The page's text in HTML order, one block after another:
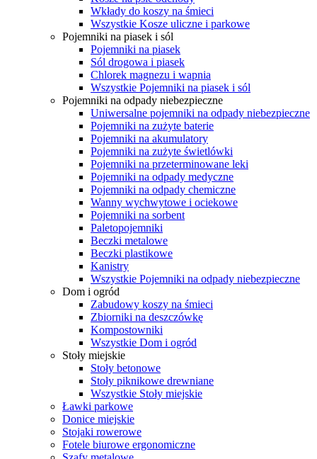
Wkłady do koszy na śmieci
Wszystkie Kosze uliczne i parkowe
Pojemniki na piasek i sól
Pojemniki na piasek
Sól drogowa i piasek
Chlorek magnezu i wapnia
Wszystkie Pojemniki na piasek i sól
Pojemniki na odpady niebezpieczne
Uniwersalne pojemniki na odpady niebezpieczne
Pojemniki na zużyte baterie
Pojemniki na akumulatory
Pojemniki na zużyte świetlówki
Pojemniki na przeterminowane leki
Pojemniki na odpady medyczne
Pojemniki na odpady chemiczne
Wanny wychwytowe i ociekowe
Pojemniki na sorbent
Paletopojemniki
Beczki metalowe
Beczki plastikowe
Kanistry
Wszystkie Pojemniki na odpady niebezpieczne
Dom i ogród
Zabudowy koszy na śmieci
Zbiorniki na deszczówkę
Kompostowniki
Wszystkie Dom i ogród
Stoły miejskie
Stoły betonowe
Stoły piknikowe drewniane
Wszystkie Stoły miejskie
Ławki parkowe
Donice miejskie
Stojaki rowerowe
Fotele biurowe ergonomiczne